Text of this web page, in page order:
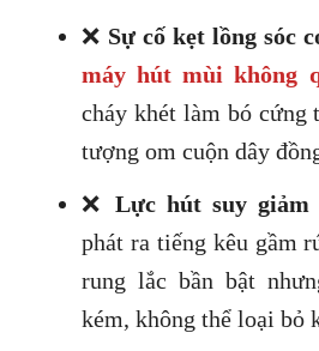
❌ Sự cố kẹt lồng sóc
máy hút mùi không
cháy khét làm bó cứng
tượng om cuộn dây
❌ Lực hút suy giảm
phát ra tiếng kêu gầm
rung lắc bần bật
kém, không thể loại bỏ